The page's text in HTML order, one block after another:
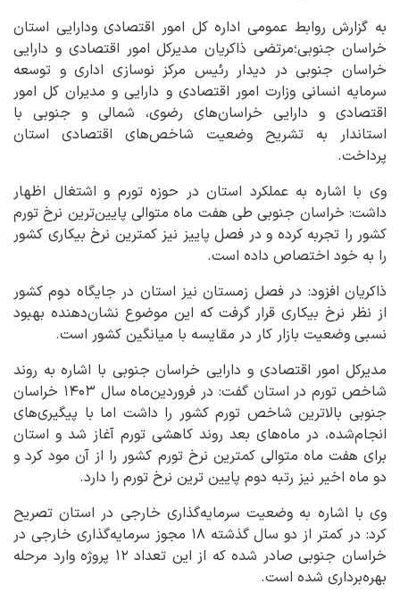
به گزارش روابط عمومی اداره کل امور اقتصادی ودارایی استان
خراسان جنوبی؛مرتضی ذاکریان مدیرکل امور اقتصادی و دارایی
خراسان جنوبی در دیدار رئیس مرکز نوسازی اداری و توسعه
سرمایه انسانی وزارت امور اقتصادی و دارایی و مدیران کل امور
اقتصادی و دارایی خراسان‌های رضوی، شمالی و جنوبی با
استاندار به تشریح وضعیت شاخص‌های اقتصادی استان
پرداخت.
وی با اشاره به عملکرد استان در حوزه تورم و اشتغال اظهار
داشت: خراسان جنوبی طی هفت ماه متوالی پایین‌ترین نرخ تورم
کشور را تجربه کرده و در فصل پاییز نیز کمترین نرخ بیکاری کشور
را به خود اختصاص داده است.
ذاکریان افزود: در فصل زمستان نیز استان در جایگاه دوم کشور
از نظر نرخ بیکاری قرار گرفت که این موضوع نشان‌دهنده بهبود
نسبی وضعیت بازار کار در مقایسه با میانگین کشور است.
مدیرکل امور اقتصادی و دارایی خراسان جنوبی با اشاره به روند
شاخص تورم در استان گفت: در فروردین‌ماه سال ۱۴۰۳ خراسان
جنوبی بالاترین شاخص تورم کشور را داشت اما با پیگیری‌های
انجام‌شده، در ماه‌های بعد روند کاهشی تورم آغاز شد و استان
برای هفت ماه متوالی کمترین نرخ تورم کشور را از آن مود کرد و
دو ماه اخیر نیز رتبه دوم پایین ترین نرخ تورم را دارد.
وی با اشاره به وضعیت سرمایه‌گذاری خارجی در استان تصریح
کرد: در کمتر از دو سال گذشته ۱۸ مجوز سرمایه‌گذاری خارجی در
خراسان جنوبی صادر شده که از این تعداد ۱۲ پروژه وارد مرحله
بهره‌برداری شده است.